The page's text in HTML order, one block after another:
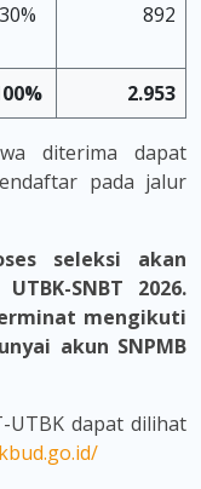
30% 892
2.953
diterima dapat
pada jalur
seleksi akan
SNBT 2026.
mengikuti
akun SNPMB
UTBK dapat dilihat